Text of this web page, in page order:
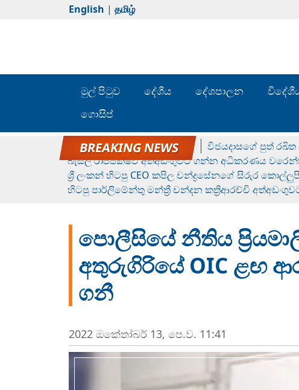
English | தமிழ்
මුල් පිටුව දේශීය දේශපාලන
ගොසිප්
රන් ගෙනා රුමේෂ්ගේ හෙල්ලය විජයදාසගේ පුත්
බැසිල් රාජපක්ෂව අත්අඩංගුවට ගන්න අධිකරණය
ශ්‍රී ලංකන් හිටපු CEO කපිල චන්ද්‍රසේනගේ සිරුර
හිටපු පාර්ලිමේන්තු මන්ත්‍රී චන්දන කත්‍රිආරච්චි
පොලීසියේ නීතිය
අතුරුගිරියේ OIC ළඟ
ගනී
2022 ඔක්‍තෝබර් 13, පෙ.ව. 11:41